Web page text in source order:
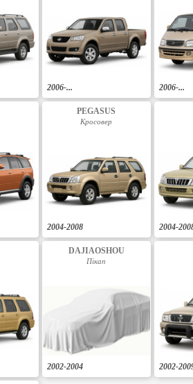
2006-... 2006-...
PEGASUS
Кросовер
2004-2008 2004-
DAJIAOSHOU
Пікап
2002-2004 2002-